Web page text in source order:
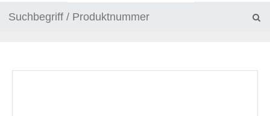
SCHRAUBEN